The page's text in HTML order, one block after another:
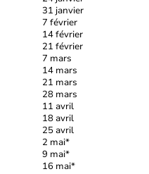
31 janvier
7 février
14 février
21 février
7 mars
14 mars
21 mars
28 mars
11 avril
18 avril
25 avril
2 mai*
9 mai*
16 mai*